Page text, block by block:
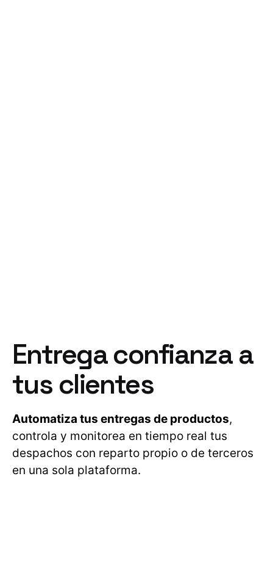
Entrega confianza a
tus clientes
Automatiza tus entregas de productos,
controla y monitorea en tiempo real tus
despachos con reparto propio o de terceros
en una sola plataforma.